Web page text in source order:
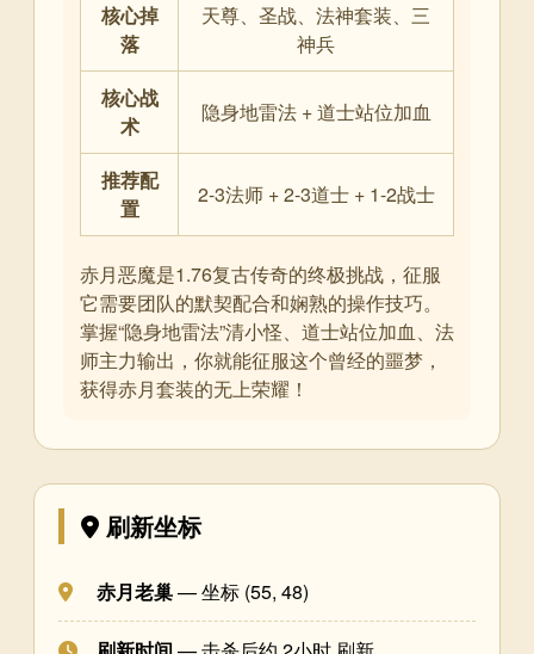
核心掉
落
天尊、圣战、法神套装、三
神兵
核心战
术
隐身地雷法 + 道士站位加血
推荐配
置
2-3法师 + 2-3道士 + 1-2战士
赤月恶魔是1.76复古传奇的终极挑战，征服
它需要团队的默契配合和娴熟的操作技巧。
掌握“隐身地雷法”清小怪、道士站位加血、法
师主力输出，你就能征服这个曾经的噩梦，
获得赤月套装的无上荣耀！
刷新坐标
赤月老巢— 坐标 (55, 48)